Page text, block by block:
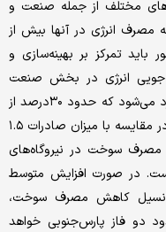
مختلف از جمله صنعت و
مصرف انرژی در آنها بیش از
باید تمرکز بر بهینه‌‌‌سازی و
انرژی در بخش صنعت
معادل ۷۲۰‌هزار بشکه نفت خام در روز برآورد می‌شود که حدود ۳۰‌درصد از
مصرف انرژی این بخش و رقمی قابل‌توجه در مقایسه با میزان صادرات ۱.۵
مصرف سوخت در نیروگاه‌‌‌های
در صورت افزایش متوسط
به حدود ۵۰درصد، پتانسیل کاهش مصرف سوخت،
حدود دو فاز پارس‌جنوبی خواهد